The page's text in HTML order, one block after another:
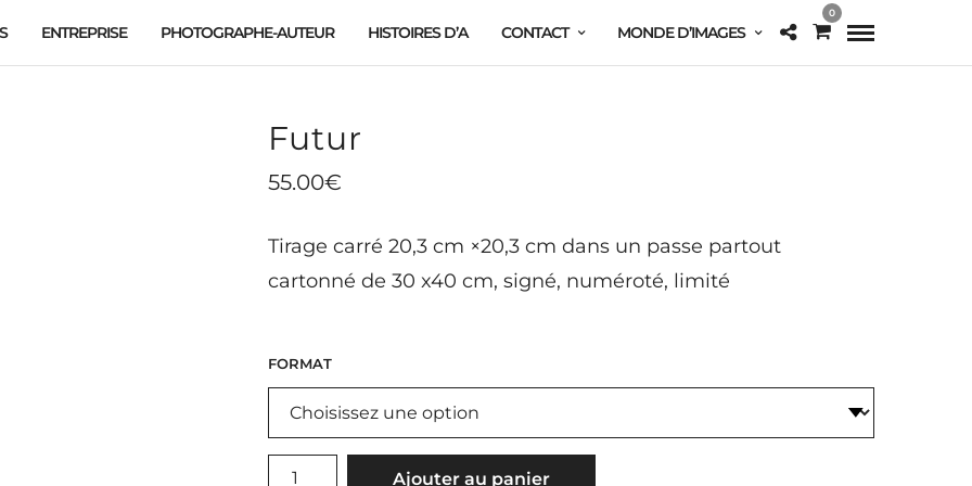
ENTREPRISE PHOTOGRAPHE-AUTEUR HISTOIRES D’A CONTACT MONDE D’IMAGES
0
Futur
55.00€
Tirage carré 20,3 cm ×20,3 cm dans un passe partout
cartonné de 30 x40 cm, signé, numéroté, limité
FORMAT
Ajouter au panier